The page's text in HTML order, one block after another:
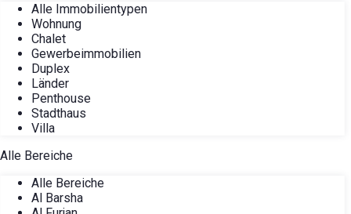
Alle Immobilientypen
Wohnung
Chalet
Gewerbeimmobilien
Duplex
Länder
Penthouse
Stadthaus
Villa
Alle Bereiche
Alle Bereiche
Al Barsha